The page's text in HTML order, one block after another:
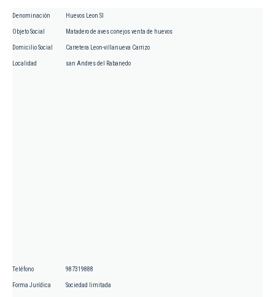
Denominación Huevos Leon Sl
Objeto Social Matadero de aves conejos venta de huevos
Domicilio Social Carretera Leon-villanueva Carrizo
Localidad san Andres del Rabanedo
Teléfono 987319888
Forma Jurídica Sociedad limitada